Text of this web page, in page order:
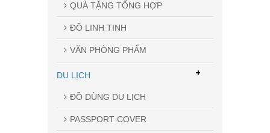
QUÀ TẶNG TỔNG HỢP
ĐỒ LINH TINH
VĂN PHÒNG PHẨM
DU LỊCH
ĐỒ DÙNG DU LỊCH
PASSPORT COVER
+